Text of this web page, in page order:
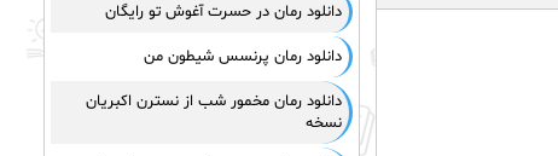
دانلود رمان در حسرت آغوش تو رایگان
دانلود رمان پرنسس شیطون من
دانلود رمان مخمور شب از نسترن اکبریان
نسخه